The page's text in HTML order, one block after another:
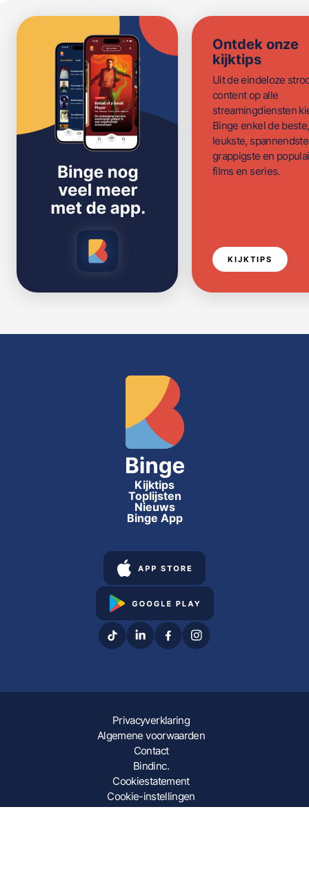
Ontdek onze
kijktips
Uit de eindeloze
content op alle
streamingdiensten
Binge enkel de beste,
leukste,
grappigste en
films en series.
KIJKTIPS
Kijktips
Toplijsten
Nieuws
Binge App
Privacyverklaring
Algemene voorwaarden
Contact
Bindinc.
Cookiestatement
Cookie-instellingen